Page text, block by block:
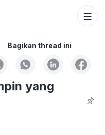
Search
Bagikan thread ini
yang